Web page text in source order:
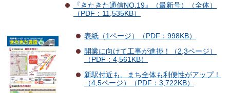
『きたきた通信NO.19』（最新号）（全体）
（PDF：11,535KB）
表紙（1ページ）（PDF：998KB）
開業に向けて工事が進捗！（2,3ページ）
（PDF：4,561KB）
新駅付近も、まち全体も利便性がアップ！
（4,5ページ）（PDF：3,722KB）